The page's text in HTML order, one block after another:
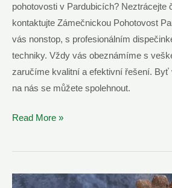
pohotovosti v Pardubicích? Neztrácejte
kontaktujte Zámečnickou Pohotovost
vás nonstop, s profesionálním
techniky. Vždy vás obeznámíme s
zaručíme kvalitní a efektivní řešení. Byť
na nás se můžete spolehnout.
Zámečnická
Pardubice
Nonstop
Read More »